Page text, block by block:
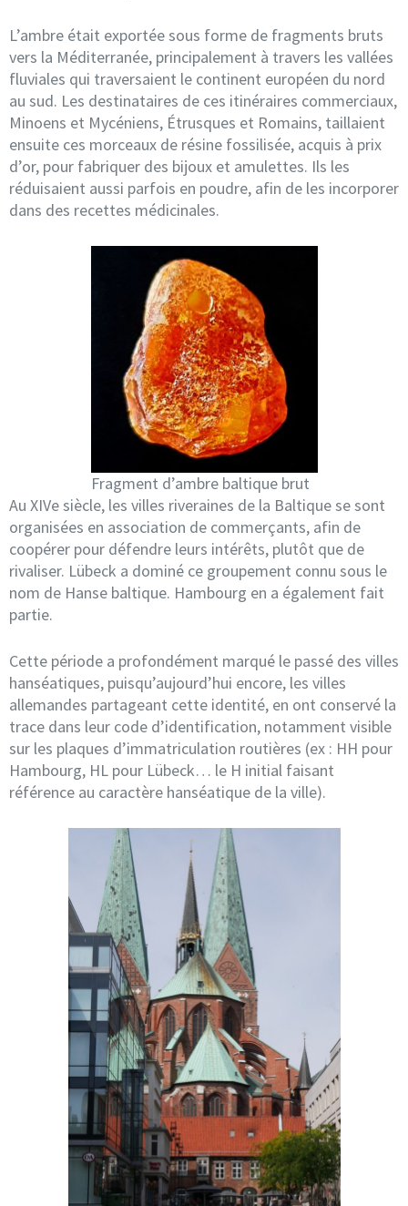
L’ambre était exportée sous forme de fragments bruts
vers la Méditerranée, principalement à travers les vallées
fluviales qui traversaient le continent européen du nord
au sud. Les destinataires de ces itinéraires commerciaux,
Minoens et Mycéniens, Étrusques et Romains, taillaient
ensuite ces morceaux de résine fossilisée, acquis à prix
d’or, pour fabriquer des bijoux et amulettes. Ils les
réduisaient aussi parfois en poudre, afin de les incorporer
dans des recettes médicinales.
Fragment d’ambre baltique brut
Au XIVe siècle, les villes riveraines de la Baltique se sont
organisées en association de commerçants, afin de
coopérer pour défendre leurs intérêts, plutôt que de
rivaliser. Lübeck a dominé ce groupement connu sous le
nom de Hanse baltique. Hambourg en a également fait
partie.
Cette période a profondément marqué le passé des villes
hanséatiques, puisqu’aujourd’hui encore, les villes
allemandes partageant cette identité, en ont conservé la
trace dans leur code d’identification, notamment visible
sur les plaques d’immatriculation routières (ex : HH pour
Hambourg, HL pour Lübeck… le H initial faisant
référence au caractère hanséatique de la ville).